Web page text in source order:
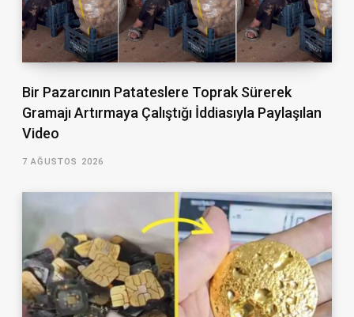
Bir Pazarcının Patateslere Toprak Sürerek
Gramajı Artırmaya Çalıştığı İddiasıyla Paylaşılan
Video
7 AĞUSTOS 2026